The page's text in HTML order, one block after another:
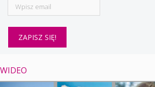
WIDEO